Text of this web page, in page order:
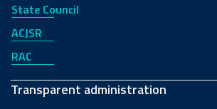
State Council
ACJSR
RAC
Transparent administration